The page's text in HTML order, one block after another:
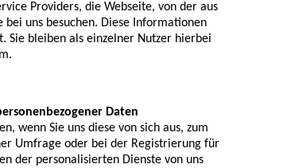
Providers, die Webseite, von der aus
bei uns besuchen. Diese Informationen
Sie bleiben als einzelner Nutzer hierbei
Daten
wenn Sie uns diese von sich aus, zum
Umfrage oder bei der Registrierung für
der personalisierten Dienste von uns